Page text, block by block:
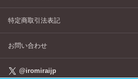
特定商取引法表記
お問い合わせ
@iromiraijp